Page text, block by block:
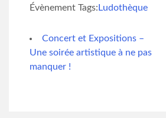
Évènement Tags: Ludothèque
Concert et Expositions –
Une soirée artistique à ne pas
manquer !